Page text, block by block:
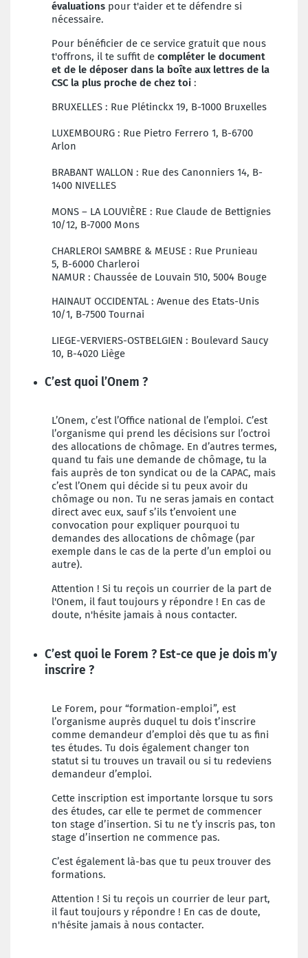
évaluations pour t'aider et te défendre si
nécessaire.
Pour bénéficier de ce service gratuit que nous
t'offrons, il te suffit de compléter le document
et de le déposer dans la boîte aux lettres de la
CSC la plus proche de chez toi :
BRUXELLES : Rue Plétinckx 19, B-1000 Bruxelles
LUXEMBOURG : Rue Pietro Ferrero 1, B-6700
Arlon
BRABANT WALLON : Rue des Canonniers 14, B-
1400 NIVELLES
MONS – LA LOUVIÈRE : Rue Claude de Bettignies
10/12, B-7000 Mons
CHARLEROI SAMBRE & MEUSE : Rue Prunieau
5, B-6000 Charleroi
NAMUR : Chaussée de Louvain 510, 5004 Bouge
HAINAUT OCCIDENTAL : Avenue des Etats-Unis
10/1, B-7500 Tournai
LIEGE-VERVIERS-OSTBELGIEN : Boulevard Saucy
10, B-4020 Liège
C’est quoi l’Onem ?
L’Onem, c’est l’Office national de l’emploi. C’est
l’organisme qui prend les décisions sur l’octroi
des allocations de chômage. En d’autres termes,
quand tu fais une demande de chômage, tu la
fais auprès de ton syndicat ou de la CAPAC, mais
c’est l’Onem qui décide si tu peux avoir du
chômage ou non. Tu ne seras jamais en contact
direct avec eux, sauf s’ils t’envoient une
convocation pour expliquer pourquoi tu
demandes des allocations de chômage (par
exemple dans le cas de la perte d’un emploi ou
autre).
Attention ! Si tu reçois un courrier de la part de
l'Onem, il faut toujours y répondre ! En cas de
doute, n'hésite jamais à nous contacter.
C’est quoi le Forem ? Est-ce que je dois m’y
inscrire ?
Le Forem, pour “formation-emploi”, est
l’organisme auprès duquel tu dois t’inscrire
comme demandeur d’emploi dès que tu as fini
tes études. Tu dois également changer ton
statut si tu trouves un travail ou si tu redeviens
demandeur d’emploi.
Cette inscription est importante lorsque tu sors
des études, car elle te permet de commencer
ton stage d’insertion. Si tu ne t’y inscris pas, ton
stage d’insertion ne commence pas.
C’est également là-bas que tu peux trouver des
formations.
Attention ! Si tu reçois un courrier de leur part,
il faut toujours y répondre ! En cas de doute,
n'hésite jamais à nous contacter.